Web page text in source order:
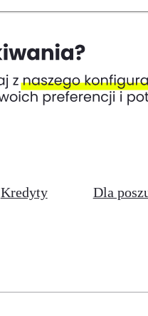
Kredyty Dla